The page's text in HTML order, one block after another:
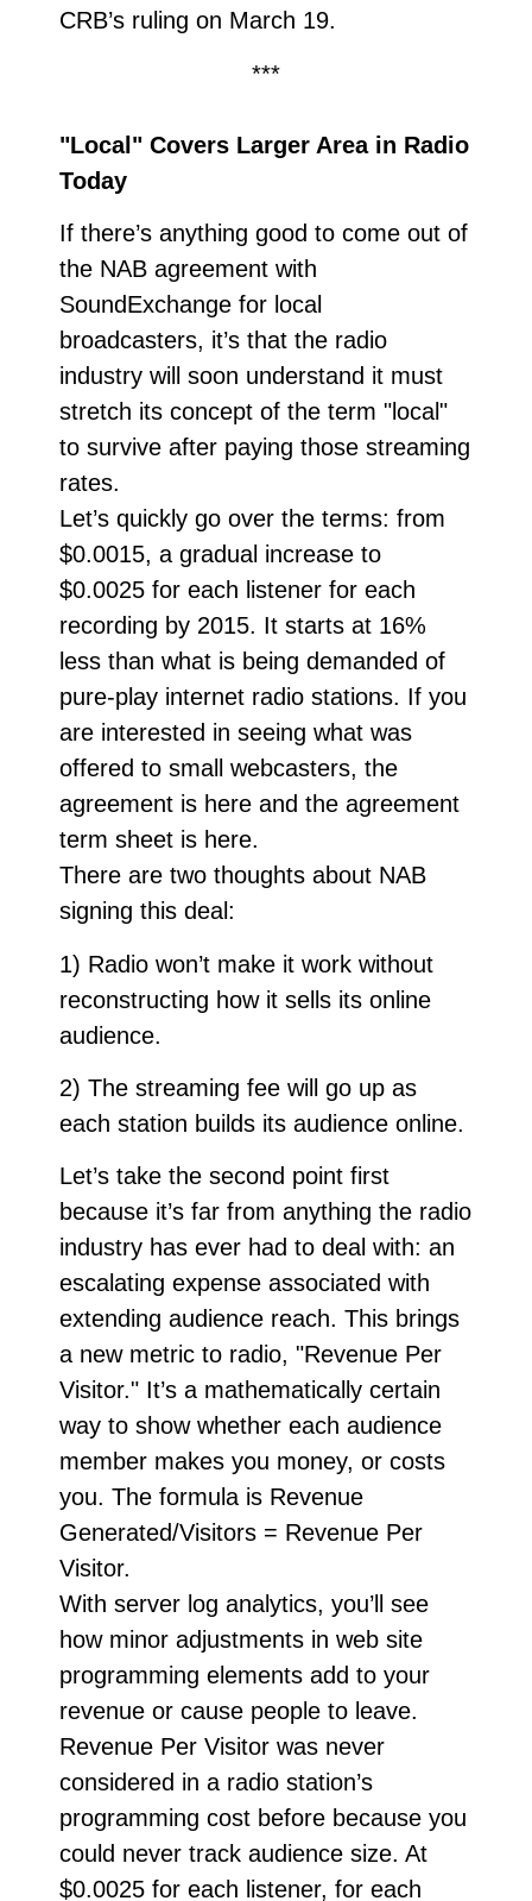
CRB’s ruling on March 19.
***
"Local" Covers Larger Area in Radio
Today
If there’s anything good to come out of
the NAB agreement with
SoundExchange for local
broadcasters, it’s that the radio
industry will soon understand it must
stretch its concept of the term "local"
to survive after paying those streaming
rates.
Let’s quickly go over the terms: from
$0.0015, a gradual increase to
$0.0025 for each listener for each
recording by 2015. It starts at 16%
less than what is being demanded of
pure-play internet radio stations. If you
are interested in seeing what was
offered to small webcasters, the
agreement is here and the agreement
term sheet is here.
There are two thoughts about NAB
signing this deal:
1) Radio won’t make it work without
reconstructing how it sells its online
audience.
2) The streaming fee will go up as
each station builds its audience online.
Let’s take the second point first
because it’s far from anything the radio
industry has ever had to deal with: an
escalating expense associated with
extending audience reach. This brings
a new metric to radio, "Revenue Per
Visitor." It’s a mathematically certain
way to show whether each audience
member makes you money, or costs
you. The formula is Revenue
Generated/Visitors = Revenue Per
Visitor.
With server log analytics, you’ll see
how minor adjustments in web site
programming elements add to your
revenue or cause people to leave.
Revenue Per Visitor was never
considered in a radio station’s
programming cost before because you
could never track audience size. At
$0.0025 for each listener, for each